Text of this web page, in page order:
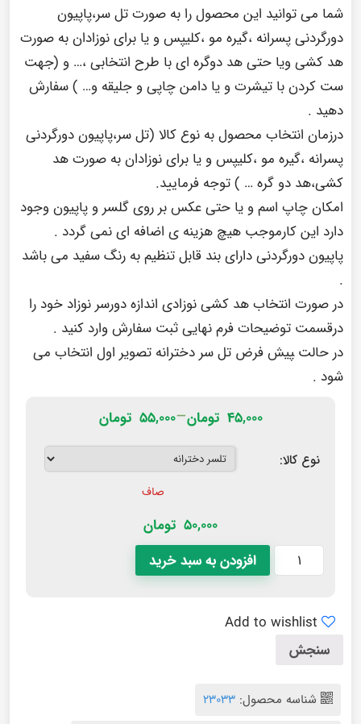
شما می توانید این محصول را به صورت تل سر،پاپیون
دورگردنی پسرانه ،گیره مو ،کلیپس و یا برای نوزادان به صورت
هد کشی ویا حتی هد دوگره ای با طرح انتخابی ،… و (جهت
ست کردن با تیشرت و یا دامن چاپی و جلیقه و… ) سفارش
دهید .
درزمان انتخاب محصول به نوع کالا (تل سر،پاپیون دورگردنی
پسرانه ،گیره مو ،کلیپس و یا برای نوزادان به صورت هد
کشی،هد دو گره … ) توجه فرمایید.
امکان چاپ اسم و یا حتی عکس بر روی گلسر و پاپیون وجود
دارد این کارموجب هیچ هزینه ی اضافه ای نمی گردد .
پاپیون دورگردنی دارای بند قابل تنظیم به رنگ سفید می باشد
.
در صورت انتخاب هد کشی نوزادی اندازه دورسر نوزاد خود را
درقسمت توضیحات فرم نهایی ثبت سفارش وارد کنید .
در حالت ‍‍پیش فرض تل سر دخترانه تصویر اول انتخاب می
شود .
۴۵,۰۰۰ تومان–۵۵,۰۰۰ تومان
نوع کالا:
صاف
50,000 تومان
افزودن به سبد خرید
Add to wishlist
سنجش
شناسه محصول: 23033